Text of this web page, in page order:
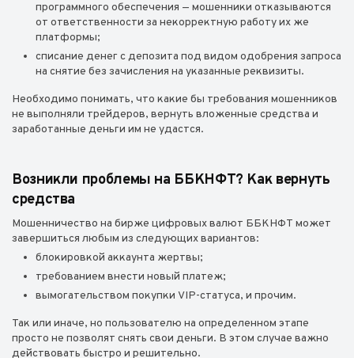
программного обеспечения — мошенники отказываются
от ответственности за некорректную работу их же
платформы;
списание денег с депозита под видом одобрения запроса
на снятие без зачисления на указанные реквизиты.
Необходимо понимать, что какие бы требования мошенников
не выполняли трейдеров, вернуть вложенные средства и
заработанные деньги им не удастся.
Возникли проблемы на ББКНФТ? Как вернуть
средства
Мошенничество на бирже цифровых валют ББКНФТ может
завершиться любым из следующих вариантов:
блокировкой аккаунта жертвы;
требованием внести новый платеж;
вымогательством покупки VIP-статуса, и прочим.
Так или иначе, но пользователю на определенном этапе
просто не позволят снять свои деньги. В этом случае важно
действовать быстро и решительно.